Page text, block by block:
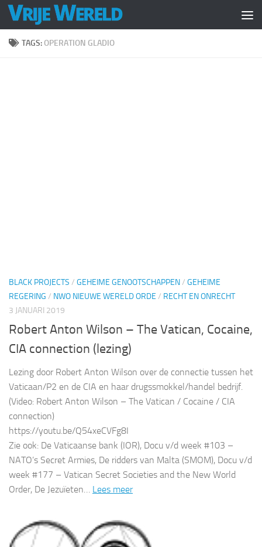
Doorgaan naar inhoud
TAGS:OPERATION GLADIO
BLACK PROJECTS / GEHEIME GENOOTSCHAPPEN/ GEHEIME
REGERING / NWO NIEUWE WERELD ORDE / RECHT EN ONRECHT
3 JANUARI 2019
Robert Anton Wilson – The Vatican, Cocaine,
CIA connection (lezing)
Lezing door Robert Anton Wilson over de connectie tussen het
Vaticaan/P2 en de CIA en haar drugssmokkel/handel bedrijf.
(Video: Robert Anton Wilson – The Vatican / Cocaine / CIA
connection)
https://youtu.be/Q54xeCVFg8I
Zie ook: De Vaticaanse bank (IOR), Docu v/d week #103 –
NATO’s Secret Armies, De ridders van Malta (SMOM), Docu v/d
week #177 – Vatican Secret Societies and the New World
Order, De Jezuïeten… Lees meer